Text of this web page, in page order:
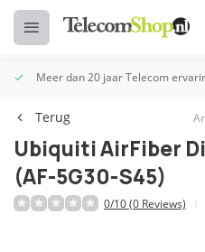
Meer dan 20 jaar Telecom
Terug
Ubiquiti AirFiber
(AF-5G30-S45)
0/10 (0 Reviews)